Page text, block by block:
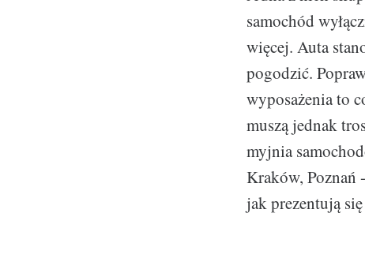
samochód
więcej. Auta
pogodzić.
wyposażenia to
muszą jednak
myjnia
Kraków, Poznań
jak prezentują